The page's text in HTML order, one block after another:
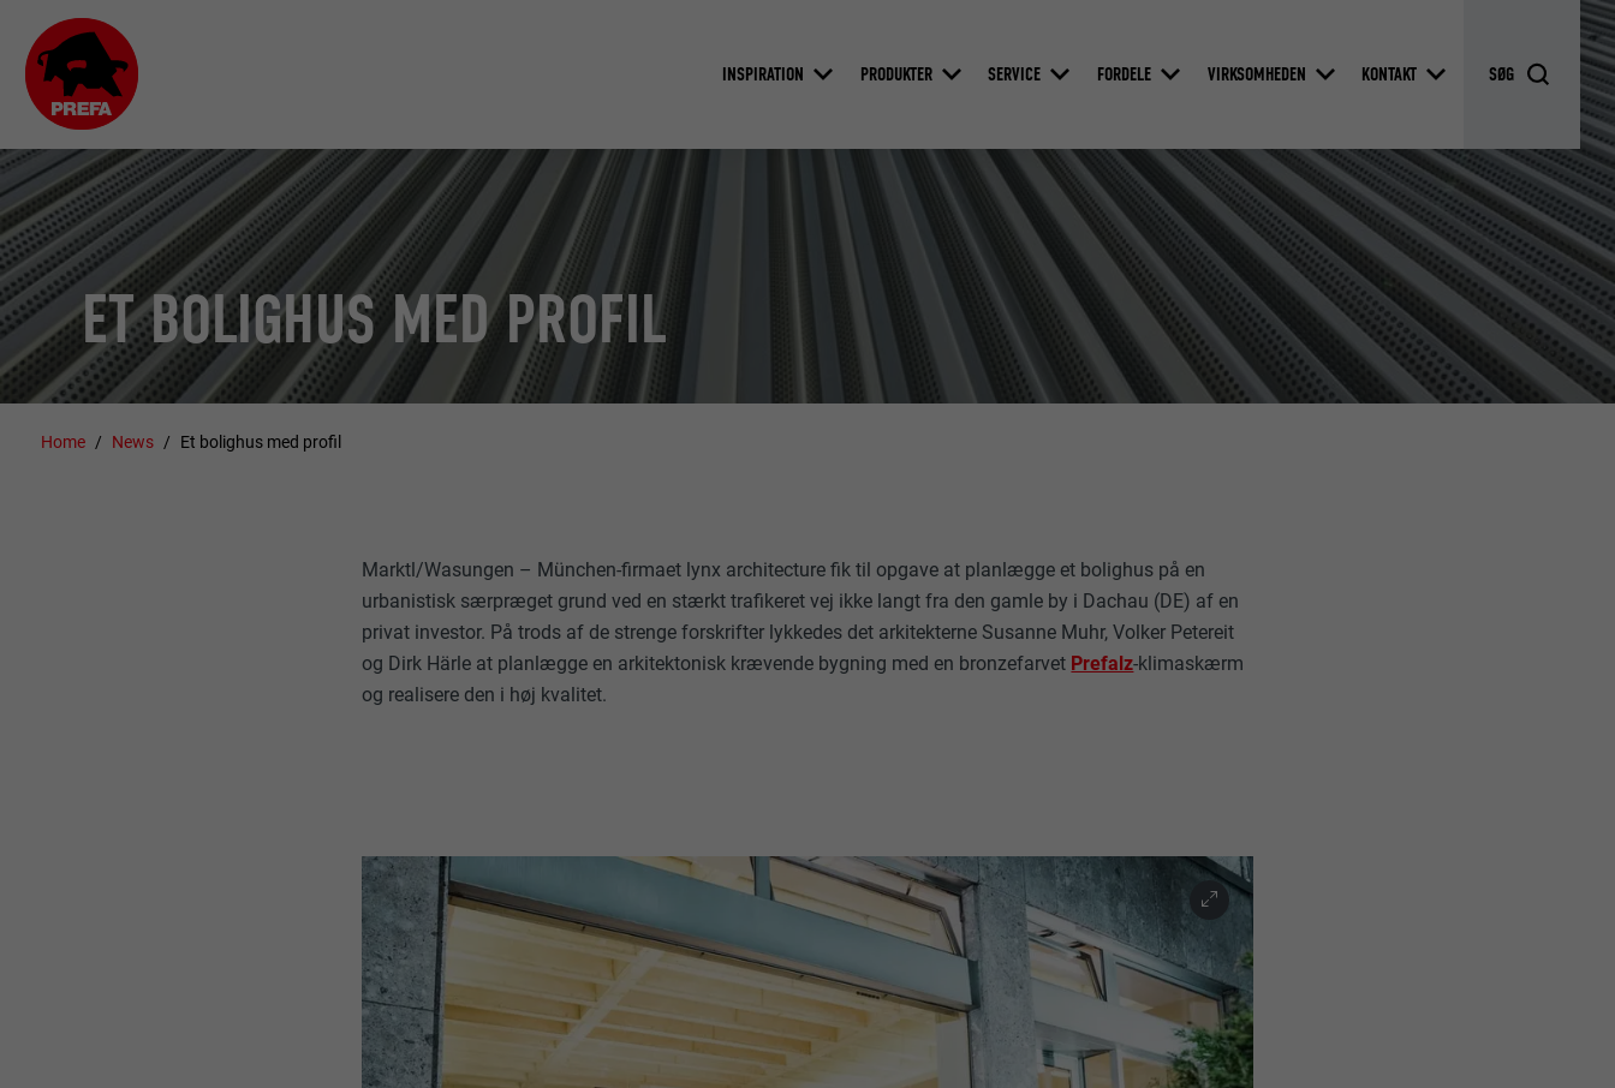
INSPIRATION PRODUKTER SERVICE FORDELE VIRKSOMHEDEN KONTAKT
ET BOLIGHUS MED PROFIL
Home News Et bolighus med profil
Marktl/Wasungen – München-firmaet lynx architecture fik til opgave at planlægge et bolighus på en
urbanistisk særpræget grund ved en stærkt trafikeret vej ikke langt fra den gamle by i Dachau (DE) af en
privat investor. På trods af de strenge forskrifter lykkedes det arkitekterne Susanne Muhr, Volker Petereit
og Dirk Härle at planlægge en arkitektonisk krævende bygning med en bronzefarvet Prefalz-klimaskærm
og realisere den i høj kvalitet.